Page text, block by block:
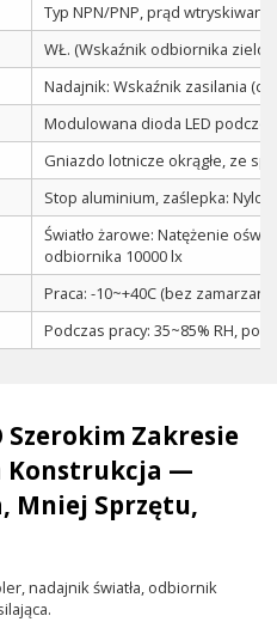
Typ NPN/PNP, prąd
WŁ. (Wskaźnik odbiornika
Nadajnik: Wskaźnik zasilania
Modulowana dioda LED
Gniazdo lotnicze okrągłe, ze
Stop aluminium, zaślepka:
Światło żarowe: Natężenie
odbiornika 10000 lx
Praca: -10~+40C (bez
Podczas pracy: 35~85% RH,
Zakresie
Konstrukcja —
Mniej Sprzętu,
nadajnik światła, odbiornik